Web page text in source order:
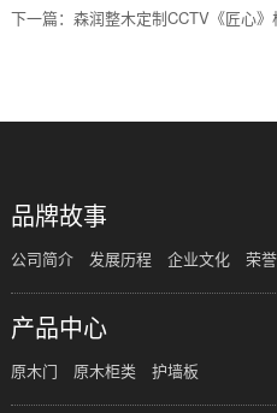
下一篇：森润整木定制CCTV《匠心》
品牌故事
公司简介 发展历程 企业文化 荣
产品中心
原木门 原木柜类 护墙板